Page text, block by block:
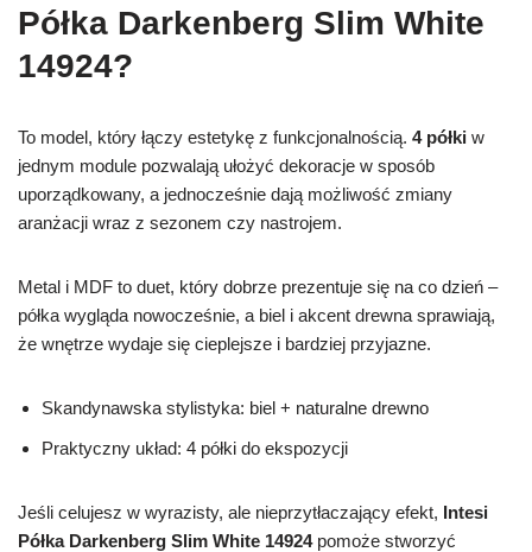
Półka Darkenberg Slim White
14924?
To model, który łączy estetykę z funkcjonalnością. 4 półki w
jednym module pozwalają ułożyć dekoracje w sposób
uporządkowany, a jednocześnie dają możliwość zmiany
aranżacji wraz z sezonem czy nastrojem.
Metal i MDF to duet, który dobrze prezentuje się na co dzień –
półka wygląda nowocześnie, a biel i akcent drewna sprawiają,
że wnętrze wydaje się cieplejsze i bardziej przyjazne.
Skandynawska stylistyka: biel + naturalne drewno
Praktyczny układ: 4 półki do ekspozycji
Jeśli celujesz w wyrazisty, ale nieprzytłaczający efekt, Intesi
Półka Darkenberg Slim White 14924pomoże stworzyć